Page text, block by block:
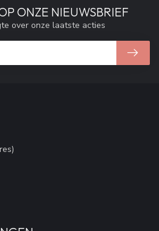
ONZE NIEUWSBRIEF
over onze laatste acties